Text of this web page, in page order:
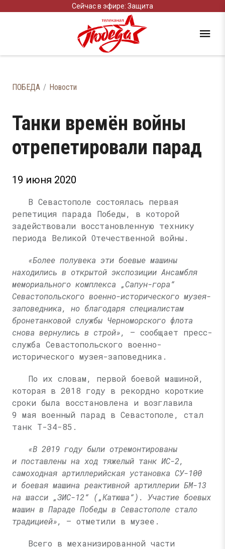
Сейчас в эфире: Защита
ПОБЕДА Новости
Танки времён войны
отрепетировали парад
19 июня 2020
В Севастополе состоялась первая
репетиция парада Победы, в которой
задействовали восстановленную технику
периода Великой Отечественной войны.
«Более полувека эти боевые машины
находились в открытой экспозиции Ансамбля
мемориального комплекса „Сапун-гора“
Севастопольского военно-исторического музея-
заповедника, но благодаря специалистам
бронетанковой службы Черноморского флота
снова вернулись в строй»,
— сообщает пресс-
служба Севастопольского военно-
исторического музея-заповедника.
По их словам, первой боевой машиной,
которая в 2018 году в рекордно короткие
сроки была восстановлена и возглавила
9 мая военный парад в Севастополе, стал
танк Т-34−85.
«В 2019 году были отремонтированы
и поставлены на ход тяжелый танк ИС-2,
самоходная артиллерийская установка СУ-100
и боевая машина реактивной артиллерии БМ-13
на шасси „ЗИС-12“ („Катюша“). Участие боевых
машин в Параде Победы в Севастополе стало
традицией», — отметили в музее.
Всего в механизированной части